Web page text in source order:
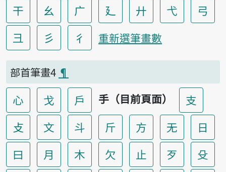
干
幺 广 廴 廾 弋
弓
彐
彡 彳 重新選筆畫數
部首筆畫4 ¶
心 戈 戶 手（目前頁面）
支
攴
文 斗 斤 方 无
日
曰
月 木 欠 止 歹
殳